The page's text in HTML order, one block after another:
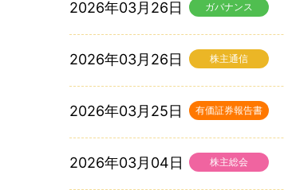
2026年03月26日 ガバナンス
2026年03月26日 株主通信
2026年03月25日 有価証券報告書
2026年03月04日 株主総会